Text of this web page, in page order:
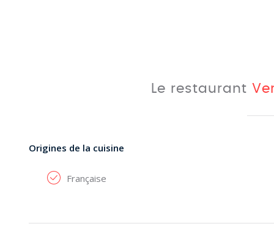
Le restaurant
Origines de la cuisine
Française